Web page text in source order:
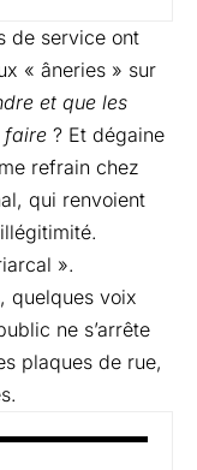
de service ont
« âneries » sur
et que les
faire ? Et dégaine
refrain chez
qui renvoient
».
quelques voix
ne s’arrête
plaques de rue,